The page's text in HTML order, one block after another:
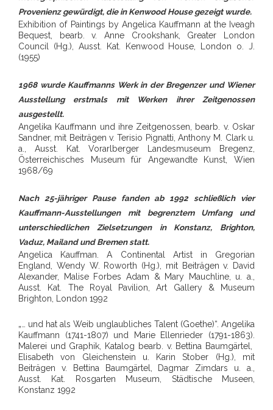
Provenienz gewürdigt, die in Kenwood House gezeigt wurde.
Exhibition of Paintings by Angelica Kauffmann at the Iveagh
Bequest, bearb. v. Anne Crookshank, Greater London
Council (Hg.), Ausst. Kat. Kenwood House, London o. J.
(1955)
1968 wurde Kauffmanns Werk in der Bregenzer und Wiener
Ausstellung erstmals mit Werken ihrer Zeitgenossen
ausgestellt.
Angelika Kauffmann und ihre Zeitgenossen, bearb. v. Oskar
Sandner, mit Beiträgen v. Terisio Pignatti, Anthony M. Clark u.
a., Ausst. Kat. Vorarlberger Landesmuseum Bregenz,
Österreichisches Museum für Angewandte Kunst, Wien
1968/69
Nach 25-jähriger Pause fanden ab 1992 schließlich vier
Kauffmann-Ausstellungen mit begrenztem Umfang und
unterschiedlichen Zielsetzungen in Konstanz, Brighton,
Vaduz, Mailand und Bremen statt.
Angelica Kauffman. A Continental Artist in Gregorian
England, Wendy W. Roworth (Hg.), mit Beiträgen v. David
Alexander, Malise Forbes Adam & Mary Mauchline, u. a.,
Ausst. Kat. The Royal Pavilion, Art Gallery & Museum
Brighton, London 1992
„… und hat als Weib unglaubliches Talent (Goethe)“. Angelika
Kauffmann (1741-1807) und Marie Ellenrieder (1791-1863).
Malerei und Graphik, Katalog bearb. v. Bettina Baumgärtel,
Elisabeth von Gleichenstein u. Karin Stober (Hg.), mit
Beiträgen v. Bettina Baumgärtel, Dagmar Zimdars u. a.,
Ausst. Kat. Rosgarten Museum, Städtische Museen,
Konstanz 1992